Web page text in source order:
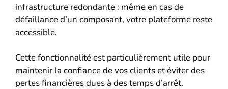
infrastructure redondante : même en cas de
défaillance d’un composant, votre plateforme reste
accessible.
Cette fonctionnalité est particulièrement utile pour
maintenir la confiance de vos clients et éviter des
pertes financières dues à des temps d’arrêt.